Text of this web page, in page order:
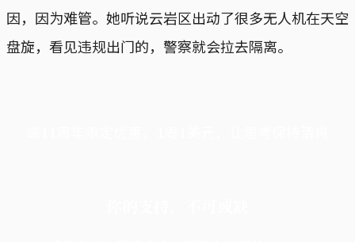
因，因为难管。她听说云岩区出动了很多无人机在天空
盘旋，看见违规出门的，警察就会拉去隔离。